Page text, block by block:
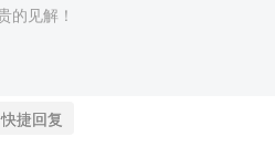
快捷回复